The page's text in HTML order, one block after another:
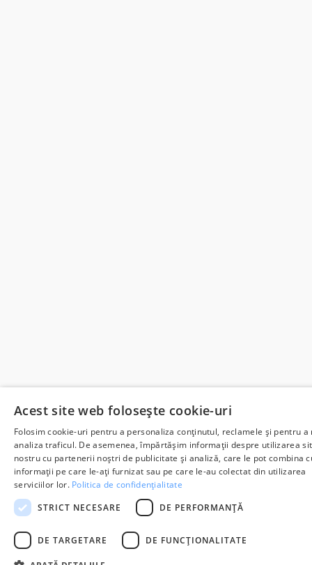
Acest site web folosește cookie-uri
Folosim cookie-uri pentru a personaliza conținutul, reclamele și pentru a
analiza traficul. De asemenea, împărtășim informații despre utilizarea
nostru cu partenerii noștri de publicitate și analiză, care le pot combina
informații pe care le-ați furnizat sau pe care le-au colectat din utilizarea
serviciilor lor. Politica de confidențialitate
STRICT NECESARE
DE PERFORMANȚĂ
DE TARGETARE DE FUNCŢIONALITATE